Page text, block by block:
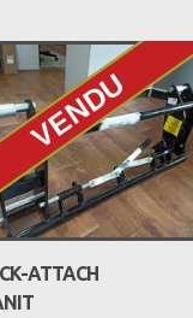
VENDU
ATTACH